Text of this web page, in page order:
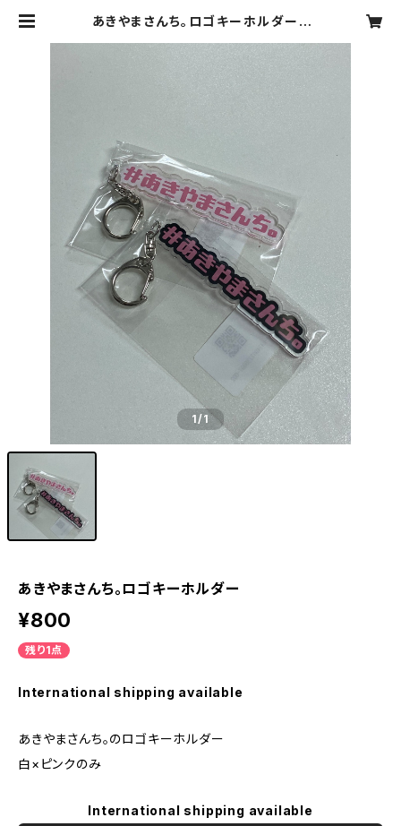
あきやまさんち。ロゴキーホルダー |
1/1
あきやまさんち。ロゴキーホルダー
¥800
残り1点
International shipping available
あきやまさんち。のロゴキーホルダー
白×ピンクのみ
International shipping available